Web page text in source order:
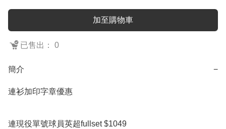
加至購物車
已售出： 0
簡介 −
連衫加印字章優惠
連現役單號球員英超fullset $1049